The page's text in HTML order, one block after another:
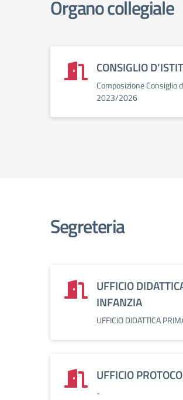
Organo collegiale
CONSIGLIO
Composizione
2023/2026
Segreteria
UFFICIO
INFANZIA
UFFICIO DIDATTICA
UFFICIO
-